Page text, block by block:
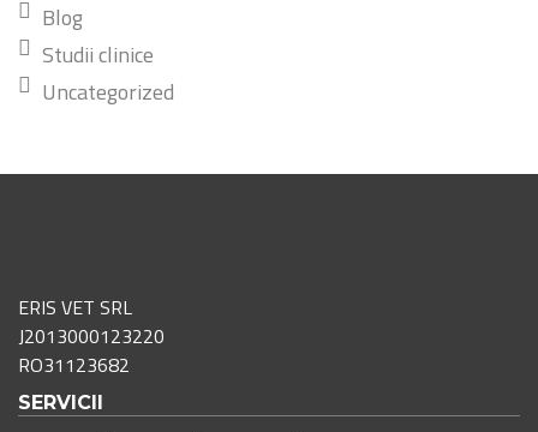
Blog
Studii clinice
Uncategorized
ERIS VET SRL
J2013000123220
RO31123682
SERVICII